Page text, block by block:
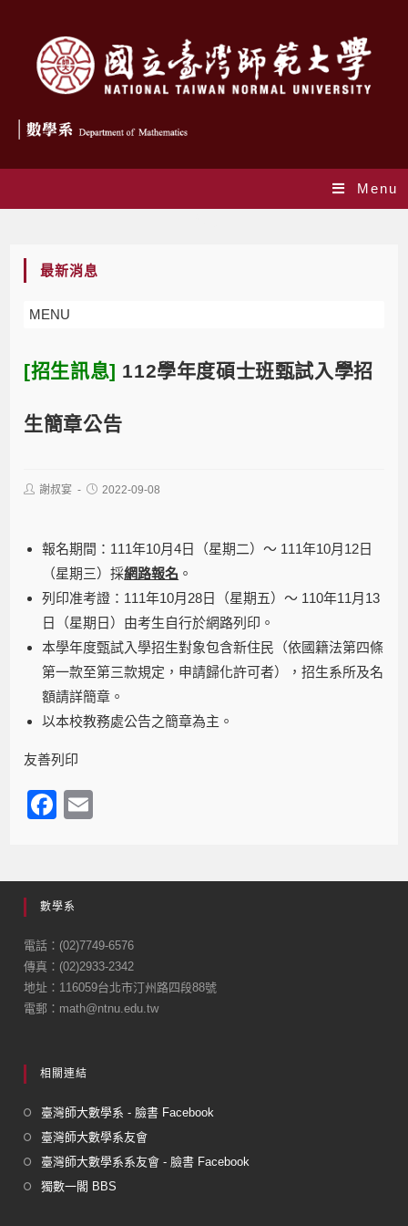
Menu
最新消息
MENU
[招生訊息] 112學年度碩士班甄試入學招
生簡章公告
謝叔宴 2022-09-08
報名期間：111年10月4日（星期二）～ 111年10月12日
（星期三）採網路報名 。
列印准考證：111年10月28日（星期五）～ 110年11月13
日（星期日）由考生自行於網路列印。
本學年度甄試入學招生對象包含新住民（依國籍法第四條
第一款至第三款規定，申請歸化許可者），招生系所及名
額請詳簡章 。
以本校教務處公告之簡章為主。
友善列印
F
e
b
o
o
k
數學系
電話：(02)7749-6576
傳真：(02)2933-2342
地址：116059台北市汀州路四段88號
電郵：math@ntnu.edu.tw
相關連結
臺灣師大數學系 - 臉書 Facebook
臺灣師大數學系友會
臺灣師大數學系系友會 - 臉書 Facebook
獨數一閣 BBS